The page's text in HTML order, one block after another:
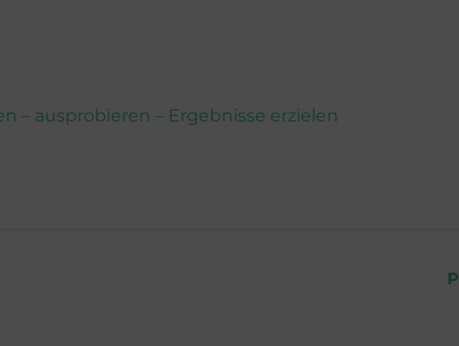
– ausprobieren – Ergebnisse erzielen